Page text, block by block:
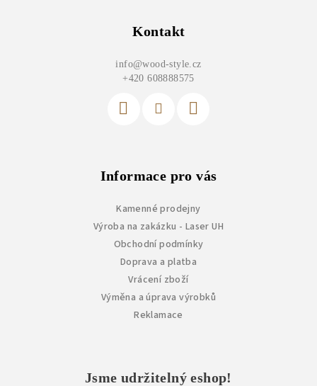
Kontakt
info@wood-style.cz
+420 608888575
Informace pro vás
Kamenné prodejny
Výroba na zakázku - Laser UH
Obchodní podmínky
Doprava a platba
Vrácení zboží
Výměna a úprava výrobků
Reklamace
Jsme udržitelný eshop!